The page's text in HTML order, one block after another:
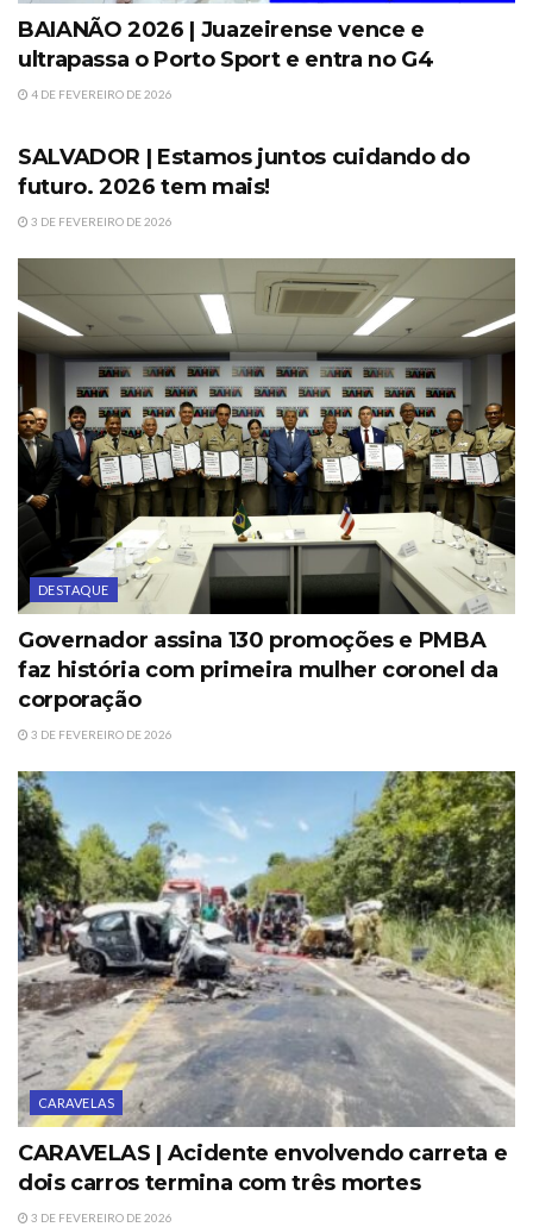
BAIANÃO 2026 | Juazeirense vence e
ultrapassa o Porto Sport e entra no G4
4 DE FEVEREIRO DE 2026
SALVADOR | Estamos juntos cuidando do
futuro. 2026 tem mais!
3 DE FEVEREIRO DE 2026
DESTAQUE
Governador assina 130 promoções e PMBA
faz história com primeira mulher coronel da
corporação
3 DE FEVEREIRO DE 2026
CARAVELAS
CARAVELAS | Acidente envolvendo carreta e
dois carros termina com três mortes
3 DE FEVEREIRO DE 2026